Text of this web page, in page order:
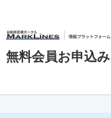
無料会員お申込み